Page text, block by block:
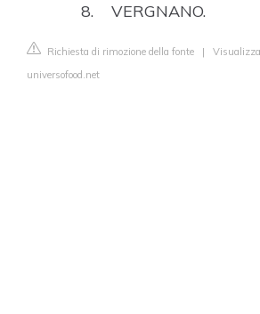
VERGNANO.
Richiesta di rimozione della fonte |
universofood.net